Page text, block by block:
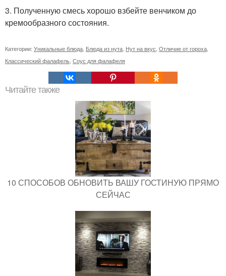
3. Полученную смесь хорошо взбейте венчиком до
кремообразного состояния.
Категории: Уникальные блюда Блюда из нута Нут на вкус Отличие от гороха
Классический фалафель Соус для фалафеля
Читайте также
10 СПОСОБОВ ОБНОВИТЬ ВАШУ ГОСТИНУЮ ПРЯМО
СЕЙЧАС